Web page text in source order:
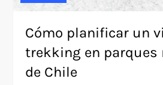
Cómo planificar un
trekking en parques
de Chile